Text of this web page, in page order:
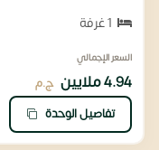
السعر الإجمالي
4.94 ملايين ج.م
تفاصيل الوحدة